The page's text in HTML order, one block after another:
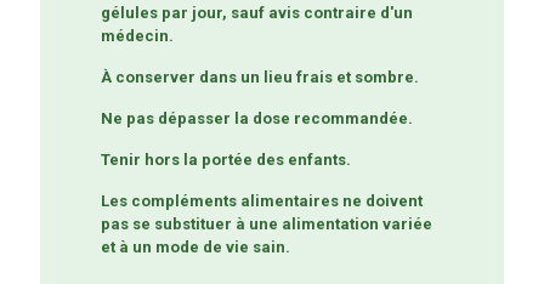
gélules par jour, sauf avis contraire d'un
médecin.
À conserver dans un lieu frais et sombre.
Ne pas dépasser la dose recommandée.
Tenir hors la portée des enfants.
Les compléments alimentaires ne doivent
pas se substituer à une alimentation variée
et à un mode de vie sain.